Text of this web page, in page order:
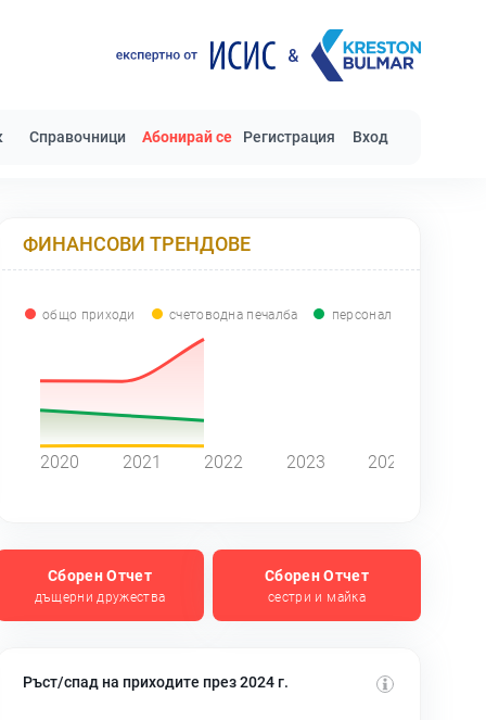
Справочници Абонирай се Регистрация Вход
ФИНАНСОВИ ТРЕНДОВЕ
общо приходи счетоводна печалба персонал
2020 2021 2022 2023 2024
Сборен Отчет
дъщерни дружества
Сборен Отчет
сестри и майка
Ръст/спад на приходите през 2024 г.